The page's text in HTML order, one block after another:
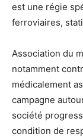
est une régie
ferroviaires,
Association du
notamment
médicalement
campagne
société
condition de